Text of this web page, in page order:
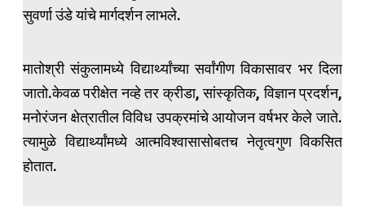
सुवर्णा उंडे यांचे मार्गदर्शन लाभले.
मातोश्री संकुलामध्ये विद्यार्थ्यांच्या सर्वांगीण विकासावर भर दिला
जातो.केवळ परीक्षेत नव्हे तर क्रीडा, सांस्कृतिक, विज्ञान प्रदर्शन,
मनोरंजन क्षेत्रातील विविध उपक्रमांचे आयोजन वर्षभर केले जाते.
त्यामुळे विद्यार्थ्यांमध्ये आत्मविश्वासासोबतच नेतृत्वगुण विकसित
होतात.